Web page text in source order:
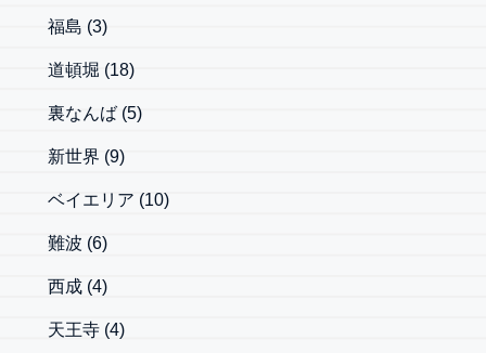
福島 (3)
道頓堀 (18)
裏なんば (5)
新世界 (9)
ベイエリア (10)
難波 (6)
西成 (4)
天王寺 (4)